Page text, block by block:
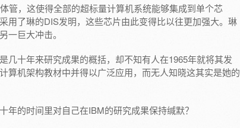
管，这使得全部的超标量计算机系统能够集成到单个芯
用了琳的DIS发明，这些芯片由此变得比以往更加强大。琳
一巨大冲击。
几十年来研究成果的概括，却不知有人在1965年就将其发
算机架构教材中并得以广泛应用，而无人知晓这其实是她的
的时间里对自己在IBM的研究成果保持缄默？